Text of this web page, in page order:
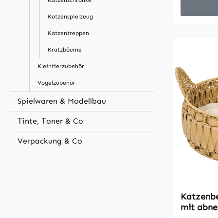
Katzenspielzeug
Katzentreppen
Kratzbäume
Kleintierzubehör
Vogelzubehör
Spielwaren & Modellbau
Tinte, Toner & Co
Verpackung & Co
dieses
jedem
sogar als
werden -
nichts
mit